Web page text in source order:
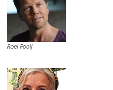
Roel Fooij